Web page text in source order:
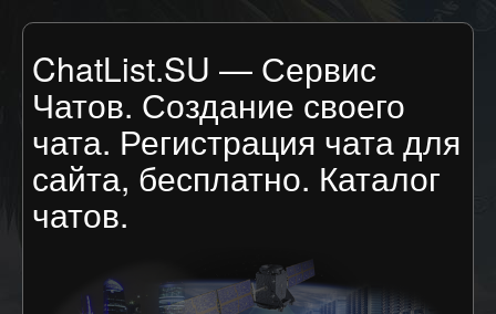
ChatList.SU — Сервис
Чатов. Создание своего
чата. Регистрация чата для
сайта, бесплатно. Каталог
чатов.